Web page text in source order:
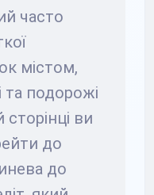
часто
містом,
та подорожі
сторінці ви
до
до